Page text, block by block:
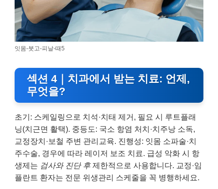
잇몸-붓고-피날-때5
섹션 4｜치과에서 받는 치료: 언제,
무엇을?
초기: 스케일링으로 치석·치태 제거, 필요 시 루트플래
닝(치근면 활택). 중등도: 국소 항염 처치·치주낭 소독,
교정장치·보철 주변 관리교육. 진행성: 잇몸 소파술·치
주수술, 경우에 따라 레이저 보조 치료. 급성 악화 시 항
생제는 검사와 진단 후제한적으로 사용합니다. 교정·임
플란트 환자는 전문 위생관리 스케줄을 꼭 병행하세요.